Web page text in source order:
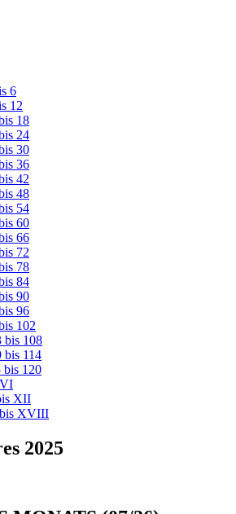
6
12
18
24
30
36
42
48
54
60
66
72
78
84
90
96
102
bis 108
bis 114
bis 120
XII
XVIII
2025